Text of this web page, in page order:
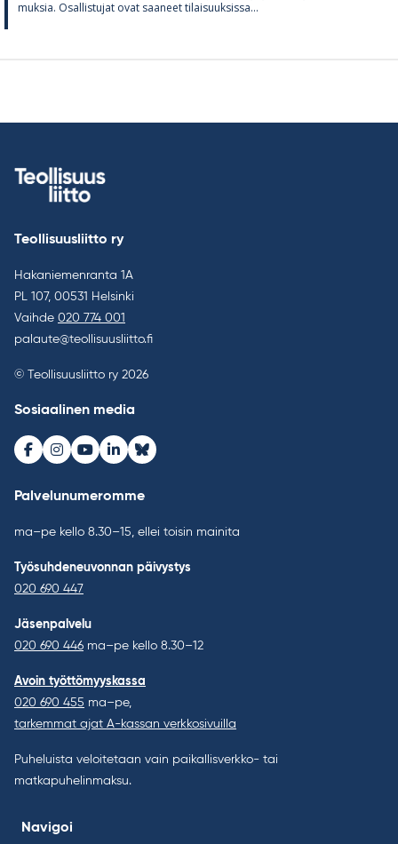
muk­sia. Osal­lis­tu­jat ovat saa­neet ti­lai­suuk­sissa...
Teollisuusliitto ry
Hakaniemenranta 1A
PL 107, 00531 Helsinki
Vaihde 020 774 001
palaute@teollisuusliitto.fi
© Teollisuusliitto ry 2026
Sosiaalinen media
Facebook
Instagram
Youtube
LinkedInBluesky
Palvelunumeromme
ma–pe kello 8.30–15, ellei toisin mainita
Työsuhdeneuvonnan päivystys
020 690 447
Jäsenpalvelu
020 690 446 ma–pe kello 8.30–12
Avoin työttömyyskassa
020 690 455 ma–pe,
tarkemmat ajat A-kassan verkkosivuilla
Puheluista veloitetaan vain paikallisverkko- tai
matkapuhelinmaksu.
Navigoi